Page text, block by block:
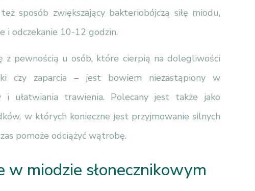
sposób zwiększający bakteriobójczą siłę miodu,
i odczekanie 10-12 godzin.
z pewnością u osób, które cierpią na dolegliwości
czy zaparcia – jest bowiem niezastąpiony w
i ułatwiania trawienia. Polecany jest także jako
w których konieczne jest przyjmowanie silnych
pomoże odciążyć wątrobę.
w miodzie słonecznikowym